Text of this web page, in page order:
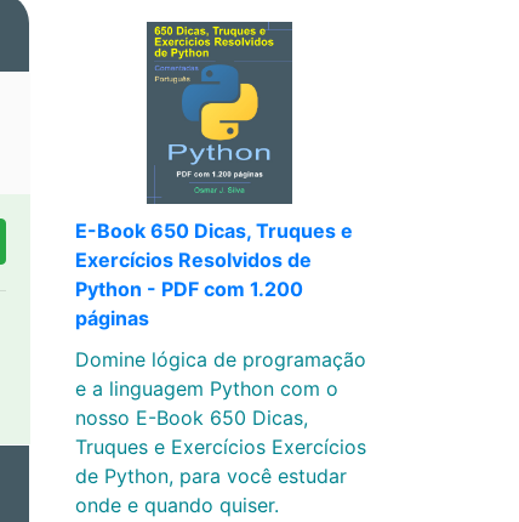
E-Book 650 Dicas, Truques e
Exercícios Resolvidos de
Python - PDF com 1.200
páginas
Domine lógica de programação
e a linguagem Python com o
nosso E-Book 650 Dicas,
Truques e Exercícios Exercícios
de Python, para você estudar
onde e quando quiser.